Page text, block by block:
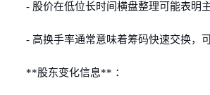
- 股价在低位长时间横盘整理可能表明
- 高换手率通常意味着筹码快速交换，
**股东变化信息** ：